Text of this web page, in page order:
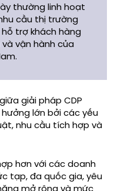
thường linh hoạt
cầu thị trường
trợ khách hàng
vận hành của
giải pháp CDP
lớn bởi các yếu
nhu cầu tích hợp và
hơn với các doanh
tạp, đa quốc gia, yêu
mở rộng và mức